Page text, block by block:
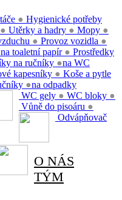
●
● Utěrky a hadry ● Mopy ●
● Provoz vozidla ●
Hygienické potřeby
toaletní papír ●
na ručníky ●
kapesníky ●
●
Prostředky
na WC
WC gely ● WC bloky ●
Vůně do pisoáru ●
Koše a pytle
na odpadky
Odvápňovač
O NÁS
TÝM